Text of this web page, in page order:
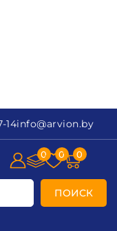
14info@arvion.by
ПОИСК
0 0 0